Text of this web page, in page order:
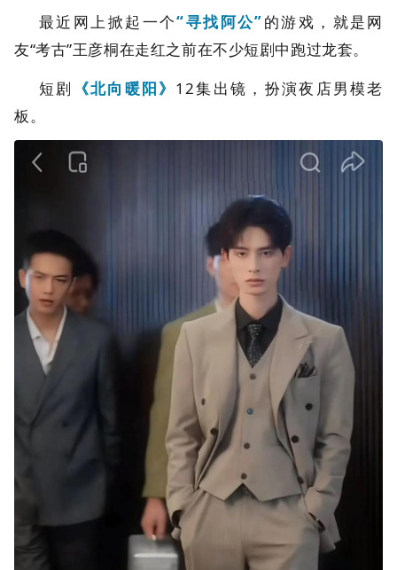
最近网上掀起一个“寻找阿公”的游戏，就是网
友“考古”王彦桐在走红之前在不少短剧中跑过龙套。
短剧 《北向暖阳》 12集出镜，扮演夜店男模老
板。